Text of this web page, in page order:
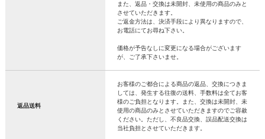
また、返品・交換は未開封、未使用の商品のみと
させていただきます。
ご返金方法は、決済手段により異なりますので、
お電話にてお尋ね下さい。
価格が予告なしに変更になる場合がございます
が、ご了承下さいませ。
返品送料
お客様のご都合による商品の返品、交換につきま
しては、発生する往復の送料、手数料は全てお客
様のご負担となります。また、交換は未開封、未
使用の商品のみとさせていただきますのでご容赦
ください。ただし、不良品交換、誤品配送交換は
当社負担とさせていただきます。